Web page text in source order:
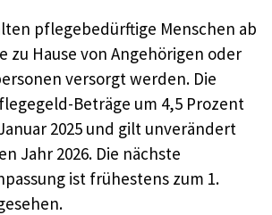
pflegebedürftige Menschen ab
zu Hause von Angehörigen oder
versorgt werden. Die
Beträge um 4,5 Prozent
2025 und gilt unverändert
Jahr 2026. Die nächste
ist frühestens zum 1.